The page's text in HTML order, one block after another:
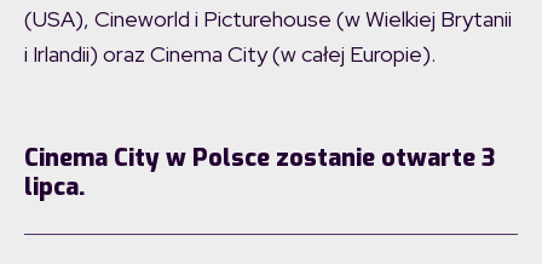
(USA), Cineworld i Picturehouse (w Wielkiej Brytanii
i Irlandii) oraz Cinema City (w całej Europie).
Cinema City w Polsce zostanie otwarte 3
lipca.